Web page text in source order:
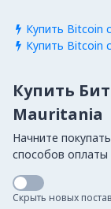
 Купить Bitcoin
 Купить Bitcoin
Купить
Mauritania
Начните
способов оплаты
Скрыть новых